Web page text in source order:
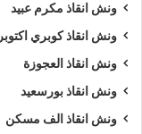
ونش انقاذ مكرم عبيد
ونش انقاذ كوبري اكتوبر
ونش انقاذ العجوزة
ونش انقاذ بورسعيد
ونش انقاذ الف مسكن